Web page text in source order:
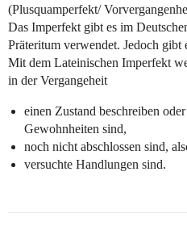
(Plusquamperfekt/
Das Imperfekt gibt es im
Präteritum verwendet. Jedoch gibt
Mit dem Lateinischen Imperfekt
in der Vergangeheit
einen Zustand beschreiben
Gewohnheiten sind,
noch nicht abschlossen sind,
versuchte Handlungen sind.